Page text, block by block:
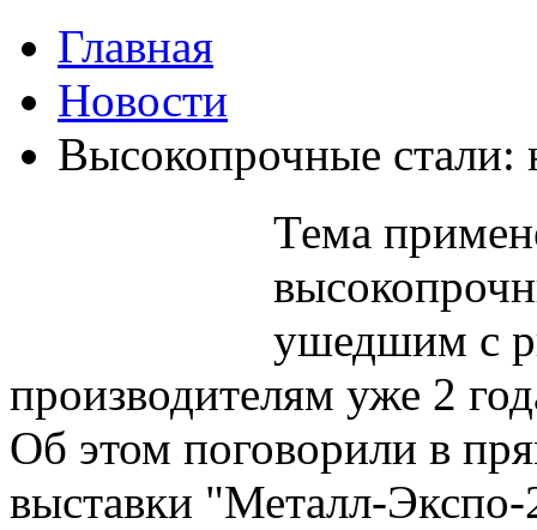
Главная
Новости
Высокопрочные стали:
Тема
ушедшим с
производителям уже 2
Об этом поговорили в
выставки "Металл-